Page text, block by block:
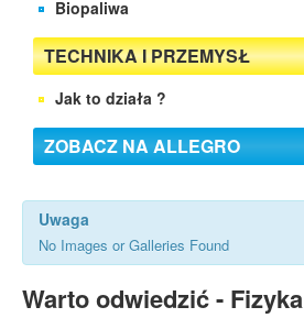
Biopaliwa
TECHNIKA I PRZEMYSŁ
Jak to działa ?
ZOBACZ NA ALLEGRO
Uwaga
No Images or Galleries Found
Warto odwiedzić - Fizyka